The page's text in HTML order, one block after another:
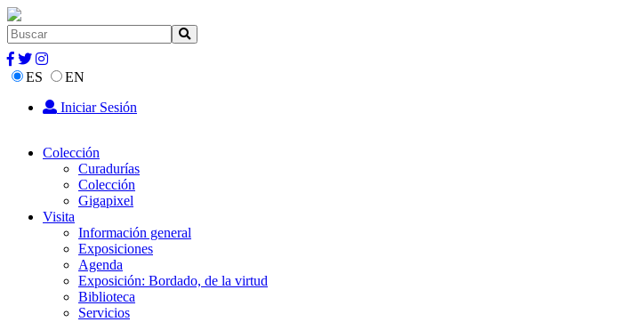
ES
EN
Iniciar Sesión
Colección
Curadurías
Colección
Gigapixel
Visita
Información general
Exposiciones
Agenda
Exposición: Bordado, de la virtud
Biblioteca
Servicios